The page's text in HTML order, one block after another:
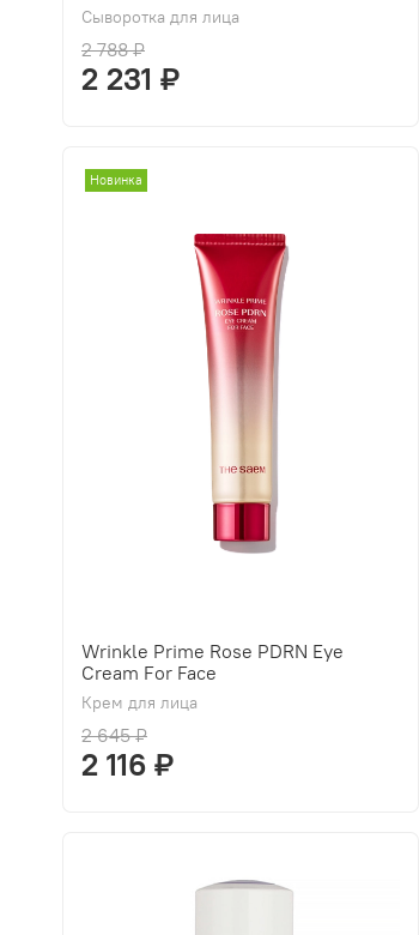
Сыворотка для лица
2 788 ₽
2 231 ₽
Новинка
Wrinkle Prime Rose PDRN Eye
Cream For Face
Крем для лица
2 645 ₽
2 116 ₽